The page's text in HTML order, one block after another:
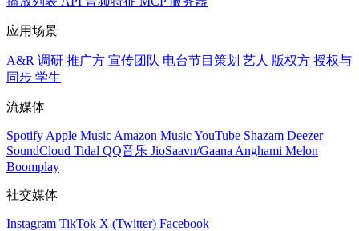
应用场景
A&R 调研 推广方 宣传团队 电台节目策划 艺人 版权方 授权与
同步 学生
流媒体
Spotify Apple Music Amazon MusicYouTube Shazam Deezer
SoundCloud Tidal QQ音乐 JioSaavn/Gaana Anghami Melon
Boomplay
社交媒体
Instagram TikTok X (Twitter) Facebook